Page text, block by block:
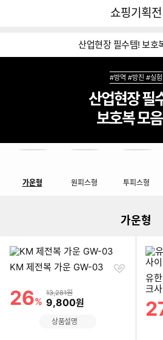
다나와
쇼핑기획전
산업현장 필수템! 보호
#방역 #방진 #실험
산업현장 필
보호복 모
가운형 원피스형 투피스형
가운형
KM 제전복 가운 GW-03
할인률
26%
상품금액
13,281원
할인금액
9,800원
찜
상품설명
유
크
0(1
할인